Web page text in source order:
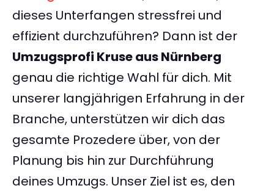
dieses Unterfangen stressfrei und
effizient durchzuführen? Dann ist der
Umzugsprofi Kruse aus Nürnberg
genau die richtige Wahl für dich. Mit
unserer langjährigen Erfahrung in der
Branche, unterstützen wir dich das
gesamte Prozedere über, von der
Planung bis hin zur Durchführung
deines Umzugs. Unser Ziel ist es, den